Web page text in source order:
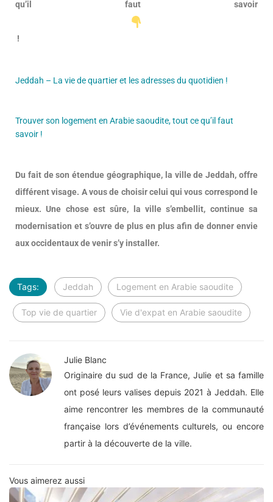
qu’il faut savoir
!
Jeddah – La vie de quartier et les adresses du quotidien !
Trouver son logement en Arabie saoudite, tout ce qu’il faut
savoir !
Du fait de son étendue géographique, la ville de Jeddah, offre
différent visage. A vous de choisir celui qui vous correspond le
mieux. Une chose est sûre, la ville s’embellit, continue sa
modernisation et s’ouvre de plus en plus afin de donner envie
aux occidentaux de venir s’y installer.
Tags: Jeddah Logement en Arabie saoudite
Top vie de quartier Vie d'expat en Arabie saoudite
Julie Blanc
Originaire du sud de la France, Julie et sa famille
ont posé leurs valises depuis 2021 à Jeddah. Elle
aime rencontrer les membres de la communauté
française lors d’événements culturels, ou encore
partir à la découverte de la ville.
Vous aimerez aussi